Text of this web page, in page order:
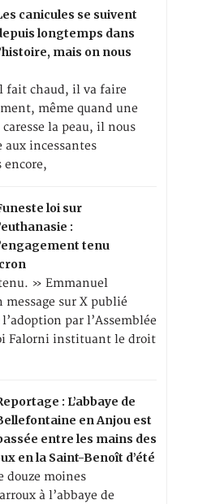
canicules se suivent
longtemps dans
mais on nous
fait chaud, il va faire
même quand une
la peau, il nous
aux incessantes
encore,
loi sur
:
tenu
» Emmanuel
message sur X publié
par l’Assemblée
Falorni instituant le droit
: L’abbaye de
en Anjou est
entre les mains des
en la Saint-Benoît d’été
douze moines
à l’abbaye de